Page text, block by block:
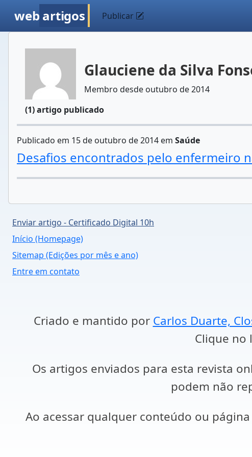
web artigos Publicar
Glauciene da Silva
Membro desde outubro de 2014
(1) artigo publicado
Publicado em 15 de outubro de 2014 em Saúde
Desafios encontrados pelo enfermeiro
Enviar artigo - Certificado Digital 10h
Início (Homepage)
Sitemap (Edições por mês e ano)
Entre em contato
Criado e mantido por Carlos Duarte,
Clique no
Os artigos enviados para esta revista
podem não
Ao acessar qualquer conteúdo ou